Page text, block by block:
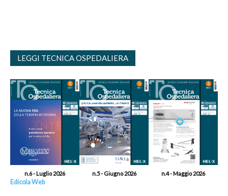
LEGGI TECNICA OSPEDALIERA
n.6 - Luglio 2026 n.5 - Giugno 2026 n.4 - Maggio 2026
Edicola Web